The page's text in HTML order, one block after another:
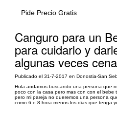
Pide Precio Gratis
Canguro para un
para cuidarlo y
algunas veces
Publicado el 31-7-2017 en Donostia-San
Hola andamos buscando una persona que
poco con la casa pero mas con con el bebe
pero mi pareja no queremos una persona
como 6 o 8 hora menos los dias que tenga